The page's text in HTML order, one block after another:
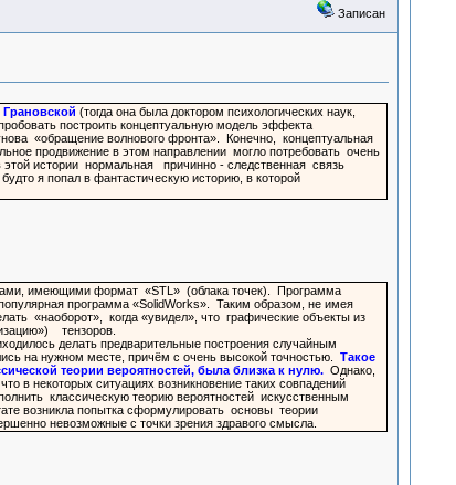
Записан
(тогда она была доктором психологических наук,
построить концептуальную модель эффекта
«обращение волнового фронта». Конечно, концептуальная
продвижение в этом направлении могло потребовать очень
истории нормальная причинно - следственная связь
я попал в фантастическую историю, в которой
имеющими формат «STL» (облака точек). Программа
программа «SolidWorks». Таким образом, не имея
«наоборот», когда «увидел», что графические объекты из
тензоров.
делать предварительные построения случайным
на нужном месте, причём с очень высокой точностью. Такое
теории вероятностей, была близка к нулю.Однако,
в некоторых ситуациях возникновение таких совпадений
классическую теорию вероятностей искусственным
возникла попытка сформулировать основы теории
невозможные с точки зрения здравого смысла.